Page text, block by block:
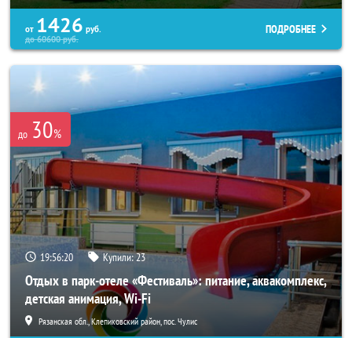
от 1426 руб.
до60600руб.
ПОДРОБНЕЕ
до 30%
19:56:18 Купили:23
Отдых в парк-отеле «Фестиваль»: питание, аквакомплекс,
детская анимация, Wi-Fi
Рязанская обл., Клепиковский район, пос. Чулис